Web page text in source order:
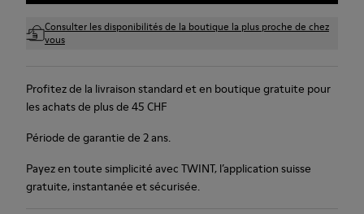
Consulter les disponibilités de la boutique la plus proche de chez
vous
Profitez de la livraison standard et en boutique gratuite pour
les achats de plus de 45 CHF
Période de garantie de 2 ans.
Payez en toute simplicité avec TWINT, l’application suisse
gratuite, instantanée et sécurisée.